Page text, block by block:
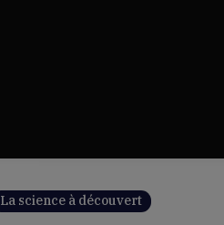
La science à découvert